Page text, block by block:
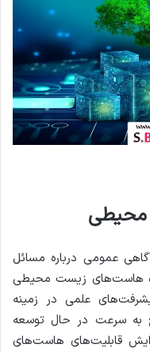
عمومی درباره مسائل
هاست‌های زیست محیطی
علمی در زمینه
به سرعت در حال توسعه
قابلیت‌های هاست‌های